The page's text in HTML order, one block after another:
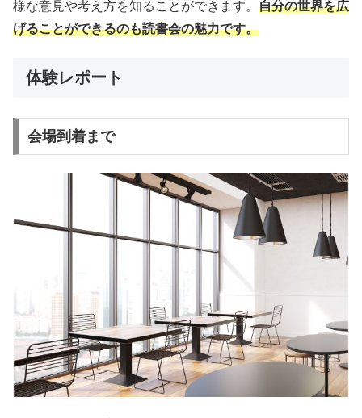
様な意見や考え方を知ることができます。 自分の世界を広
げることができるのも読書会の魅力です。
体験レポート
会場到着まで